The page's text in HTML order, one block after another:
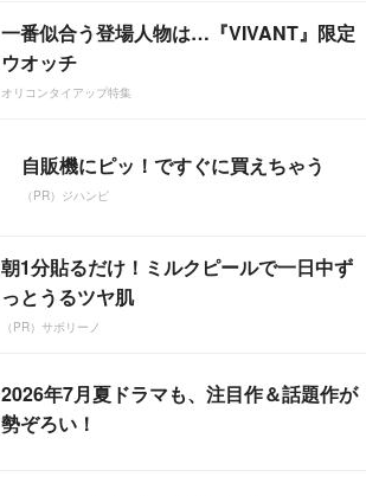
一番似合う登場人物は…『VIVANT』限定
ウオッチ
オリコンタイアップ特集
自販機にピッ！ですぐに買えちゃう
（PR）ジハンピ
朝1分貼るだけ！ミルクピールで一日中ず
っとうるツヤ肌
（PR）サボリーノ
2026年7月夏ドラマも、注目作＆話題作が
勢ぞろい！